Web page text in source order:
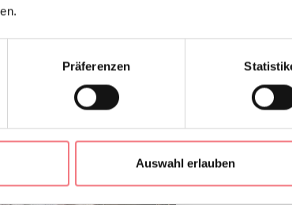
Präferenzen
Auswahl erlauben
Wege,